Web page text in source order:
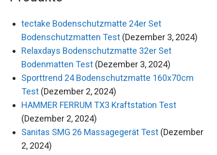
tectake Bodenschutzmatte 24er Set
Bodenschutzmatten Test (Dezember 3, 2024)
Relaxdays Bodenschutzmatte 32er Set
Bodenmatten Test (Dezember 3, 2024)
Sporttrend 24 Bodenschutzmatte 160x70cm
Test (Dezember 2, 2024)
HAMMER FERRUM TX3 Kraftstation Test
(Dezember 2, 2024)
Sanitas SMG 26 Massagegerät Test (Dezember
2, 2024)